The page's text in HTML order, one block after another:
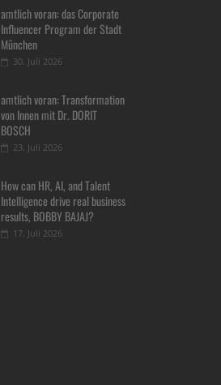
amtlich voran: das Corporate
Influencer Program der Stadt
München
30. Juli 2026
amtlich voran: Transformation
von Innen mit Dr. DORIT
BOSCH
23. Juli 2026
How can HR, AI, and Talent
Intelligence drive real business
results, BOBBY BAJAJ?
17. Juli 2026